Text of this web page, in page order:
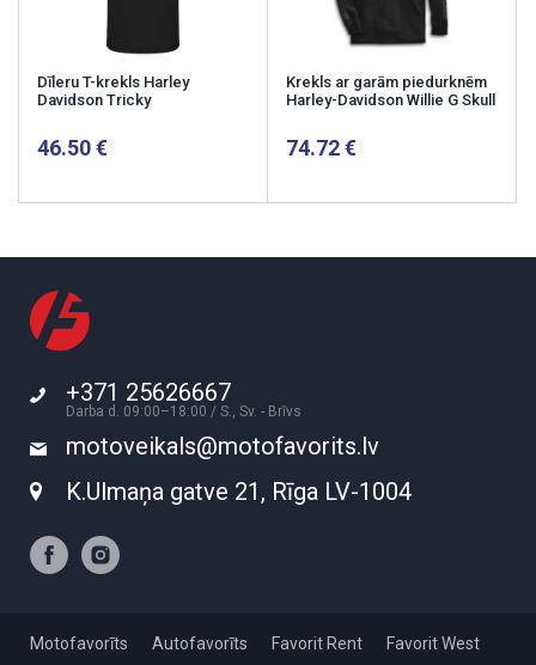
Dīleru T-krekls Harley
Davidson Tricky
46.50
Krekls ar garām piedurknēm
Harley-Davidson Willie G Skull
74.72
+371 25626667
Darba d. 09:00–18:00 / S., Sv. - Brīvs
motoveikals@motofavorits.lv
K.Ulmaņa gatve 21, Rīga LV-1004
Motofavorīts Autofavorīts Favorit Rent
Favorit West